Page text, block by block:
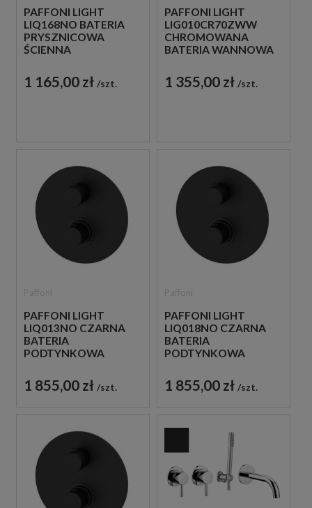
PAFFONI LIGHT
LIQ168NO BATERIA
PRYSZNICOWA
ŚCIENNA
DWUUCHWYTOWA
CZARNA
1 165,00 zł szt.
PAFFONI LIGHT
LIG010CR70ZWW
CHROMOWANA
BATERIA WANNOWA
PODTYNKOWA
1 355,00 zł szt.
PAFFONI LIGHT
LIQ013NO CZARNA
BATERIA
PODTYNKOWA
DROŻNA
1 855,00 zł szt.
PAFFONI LIGHT
LIQ018NO CZARNA
BATERIA
PODTYNKOWA
DROŻNA
1 855,00 zł szt.